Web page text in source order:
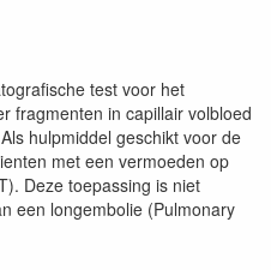
test voor het
fragmenten in capillair volbloed
hulpmiddel geschikt voor de
met een vermoeden op
Deze toepassing is niet
een longembolie (Pulmonary